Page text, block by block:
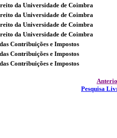
da Universidade de Coimbra
da Universidade de Coimbra
da Universidade de Coimbra
da Universidade de Coimbra
Contribuições e Impostos
Contribuições e Impostos
Contribuições e Impostos
Pesquisa